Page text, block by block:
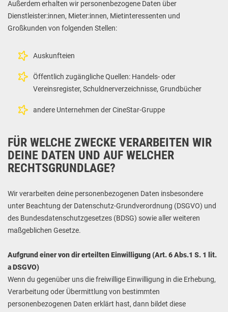
Außerdem erhalten wir personenbezogene Daten über
Dienstleister:innen, Mieter:innen, Mietinteressenten und
Großkunden von folgenden Stellen:
Auskunfteien
Öffentlich zugängliche Quellen: Handels- oder
Vereinsregister, Schuldnerverzeichnisse, Grundbücher
andere Unternehmen der CineStar-Gruppe
FÜR WELCHE ZWECKE VERARBEITEN WIR
DEINE DATEN UND AUF WELCHER
RECHTSGRUNDLAGE?
Wir verarbeiten deine personenbezogenen Daten insbesondere
unter Beachtung der Datenschutz-Grundverordnung (DSGVO) und
des Bundesdatenschutzgesetzes (BDSG) sowie aller weiteren
maßgeblichen Gesetze.
Aufgrund einer von dir erteilten Einwilligung (Art. 6 Abs.1 S. 1 lit.
a DSGVO)
Wenn du gegenüber uns die freiwillige Einwilligung in die Erhebung,
Verarbeitung oder Übermittlung von bestimmten
personenbezogenen Daten erklärt hast, dann bildet diese